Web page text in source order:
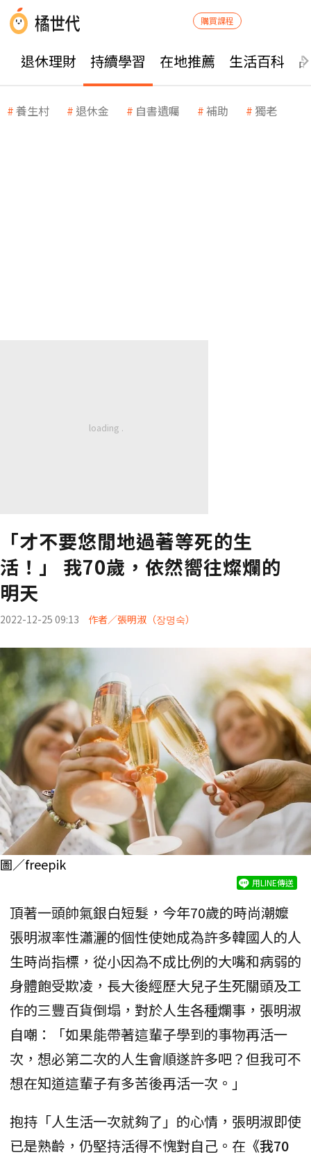
購買課程
退休理財 持續學習 在地推薦 生活百科
養生村 退休金 自書遺囑 補助 獨老
「才不要悠閒地過著等死的生
活！」 我70歲，依然嚮往燦爛的
明天
2022-12-25 09:13 作者／張明淑（장명숙）
圖／freepik
用LINE傳送
頂著一頭帥氣銀白短髮，今年70歲的時尚潮嬤
張明淑率性瀟灑的個性使她成為許多韓國人的人
生時尚指標，從小因為不成比例的大嘴和病弱的
身體飽受欺凌，長大後經歷大兒子生死關頭及工
作的三豐百貨倒塌，對於人生各種爛事，張明淑
自嘲：「如果能帶著這輩子學到的事物再活一
次，想必第二次的人生會順遂許多吧？但我可不
想在知道這輩子有多苦後再活一次。」
抱持「人生活一次就夠了」的心情，張明淑即使
已是熟齡，仍堅持活得不愧對自己。在 《我70